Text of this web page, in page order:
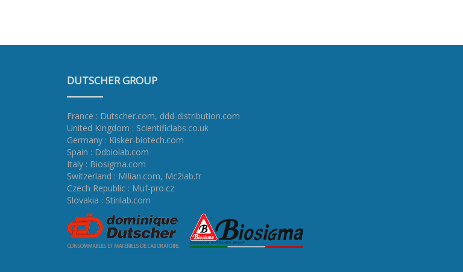
DUTSCHER GROUP
France : Dutscher.com, ddd-distribution.com
United Kingdom : Scientificlabs.co.uk
Germany : Kisker-biotech.com
Spain : Ddbiolab.com
Italy : Biosigma.com
Switzerland : Milian.com, Mc2lab.fr
Czech Republic : Muf-pro.cz
Slovakia : Stirilab.com